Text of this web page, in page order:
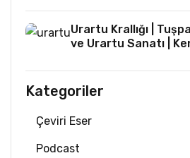
Urartu Krallığı |
ve Urartu Sanatı |
Kategoriler
Çeviri Eser
Podcast